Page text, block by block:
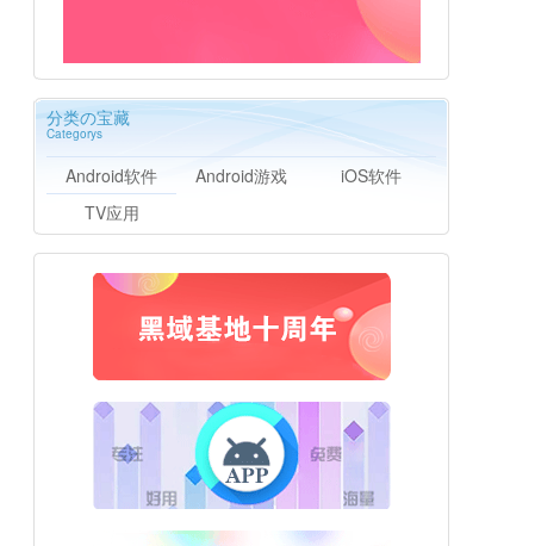
分类の宝藏
Categorys
Android软件 Android游戏
iOS软件
TV应用